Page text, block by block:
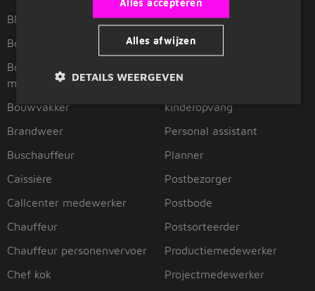
Bloemist
Boekhouder
Boekhoudkundig
medewerker
Bouwvakker
Brandweer
Buschauffeur
Caissière
Callcenter medewerker
Chauffeur
Chauffeur personenvervoer
Chef kok
Orderpicker
Pakketbezorger
kinderopvang
Personal assistant
Planner
Postbezorger
Postbode
Postsorteerder
Productiemedewerker
Projectmedewerker
Alles afwijzen
DETAILS WEERGEVEN